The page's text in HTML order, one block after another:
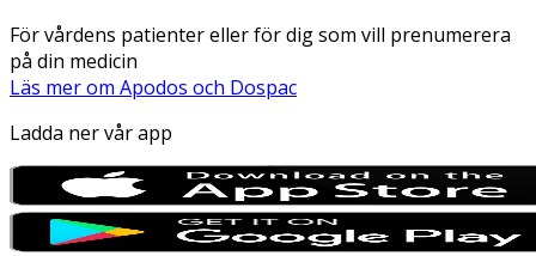
För vårdens patienter eller för dig som vill prenumerera
på din medicin
Läs mer om Apodos och Dospac
Ladda ner vår app